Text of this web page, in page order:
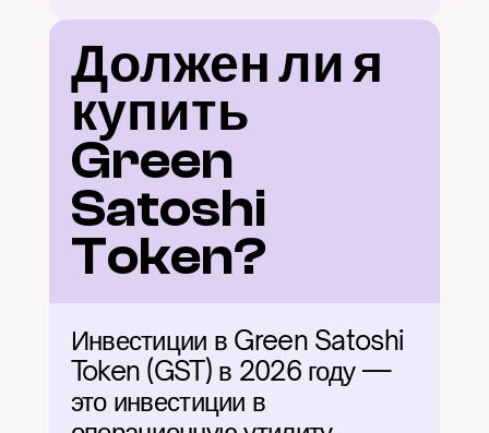
Должен ли я
купить
Green
Satoshi
Token?
Инвестиции в Green Satoshi
Token (GST) в 2026 году —
это инвестиции в